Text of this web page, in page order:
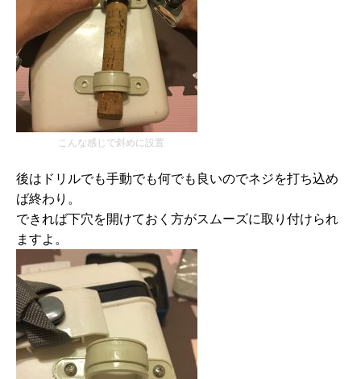
こんな感じで斜めに設置
後はドリルでも手動でも何でも良いのでネジを打ち込め
ば終わり。
できれば下穴を開けておく方がスムーズに取り付けられ
ますよ。